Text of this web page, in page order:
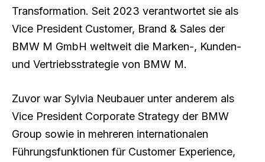
Transformation. Seit 2023 verantwortet sie als
Vice President Customer, Brand & Sales der
BMW M GmbH weltweit die Marken-, Kunden-
und Vertriebsstrategie von BMW M.
Zuvor war Sylvia Neubauer unter anderem als
Vice President Corporate Strategy der BMW
Group sowie in mehreren internationalen
Führungsfunktionen für Customer Experience,